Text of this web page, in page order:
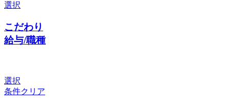
選択
こだわり
給与/職種
選択
条件クリア